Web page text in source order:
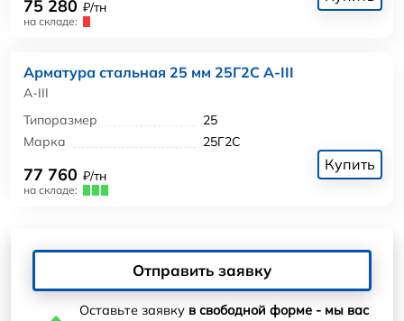
75 280 ₽/тн
на складе:
Арматура стальная 25 мм 25Г2С А-III
А-III
Типоразмер
25
Марка
25Г2С
77 760 ₽/тн
на складе:
Купить
Отправить заявку
Оставьте заявку в свободной форме - мы вас